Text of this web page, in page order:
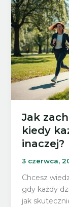
się
nie
zniechęcić
i
nie
popaść
w
obsesję?
Jak
kiedy
inaczej?
3 czerwca,
Chcesz
gdy każdy
jak